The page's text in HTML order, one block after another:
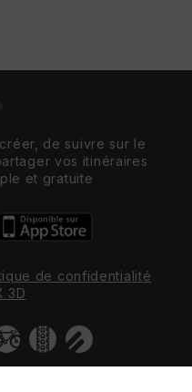
de suivre sur le
vos itinéraires
et gratuite
de confidentialité
3D